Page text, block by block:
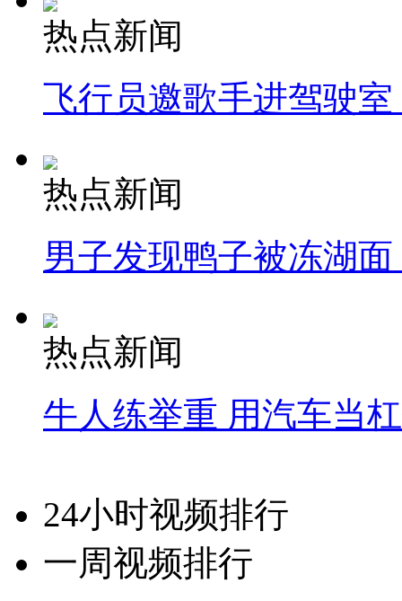
热点新闻
飞行员邀歌手进驾驶
热点新闻
男子发现鸭子被冻湖
热点新闻
牛人练举重 用汽车当
24小时视频排行
一周视频排行